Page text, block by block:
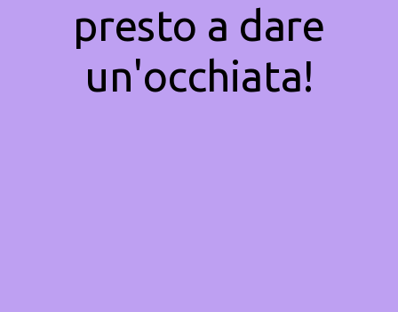
presto a dare
un'occhiata!